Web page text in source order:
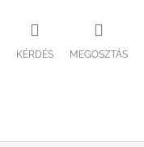
KÉRDÉS MEGOSZTÁS